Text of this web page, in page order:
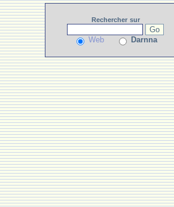
Rechercher sur
Web Darnna